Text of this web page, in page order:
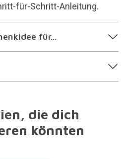
für-Schritt-Anleitung.
für...
die dich
könnten